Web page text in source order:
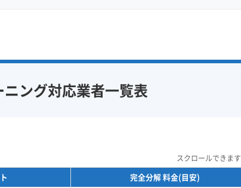
ング対応業者一覧表
スクロールできます
完全分解 料金(目安)